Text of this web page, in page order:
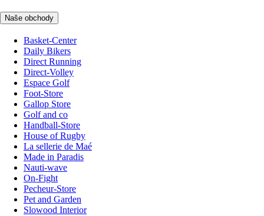
Naše obchody
Basket-Center
Daily Bikers
Direct Running
Direct-Volley
Espace Golf
Foot-Store
Gallop Store
Golf and co
Handball-Store
House of Rugby
La sellerie de Maé
Made in Paradis
Nauti-wave
On-Fight
Pecheur-Store
Pet and Garden
Slowood Interior